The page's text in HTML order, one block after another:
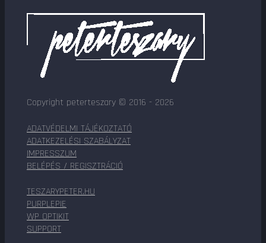
Copyright peterteszary © 2016 - 2026
ADATVÉDELMI TÁJÉKOZTATÓ
ADATKEZELÉSI SZABÁLYZAT
IMPRESSZUM
BELÉPÉS / REGISZTRÁCIÓ
TESZARYPETER.HU
PURPLEPIE
WP OPTIKIT
SUPPORT